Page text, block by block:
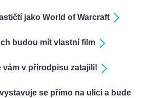
jako World of Warcraft
budou mít vlastní film
vám v přírodpisu zatajili!
se přímo na ulici a bude